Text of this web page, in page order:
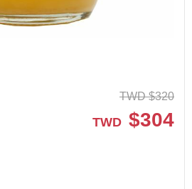
TWD $320
TWD $304